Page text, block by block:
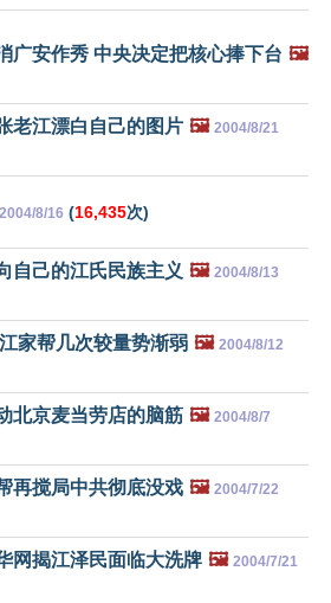
广安作秀 中央决定把核心捧下台 🖼️
老江漂白自己的图片 🖼️ 2004/8/21
2004/8/16 (16,435次)
自己的江氏民族主义 🖼️ 2004/8/13
家帮几次较量势渐弱 🖼️ 2004/8/12
京麦当劳店的脑筋 🖼️ 2004/8/7
再搅局中共彻底没戏 🖼️ 2004/7/22
网揭江泽民面临大洗牌 🖼️ 2004/7/21